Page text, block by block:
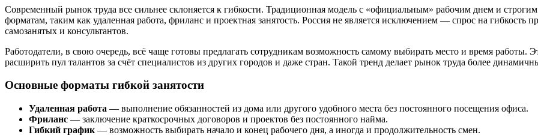
Современный рынок труда все сильнее склоняется к гибкости. Традиционная модель с «официальным» рабочим днем и
форматам, таким как удаленная работа, фриланс и проектная занятость. Россия не является исключением — спрос на гибкость
самозанятых и консультантов.
Работодатели, в свою очередь, всё чаще готовы предлагать сотрудникам возможность самому выбирать место и время
расширить пул талантов за счёт специалистов из других городов и даже стран. Такой тренд делает рынок труда более
Основные форматы гибкой занятости
Удаленная работа — выполнение обязанностей из дома или другого удобного места без постоянного посещения офиса.
Фриланс — заключение краткосрочных договоров и проектов без постоянного найма.
Гибкий график — возможность выбирать начало и конец рабочего дня, а иногда и продолжительность смен.